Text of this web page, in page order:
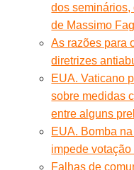
dos seminários,
de Massimo
As razões para
diretrizes
EUA. Vaticano
sobre medidas
entre alguns
EUA. Bomba
impede
Falhas de